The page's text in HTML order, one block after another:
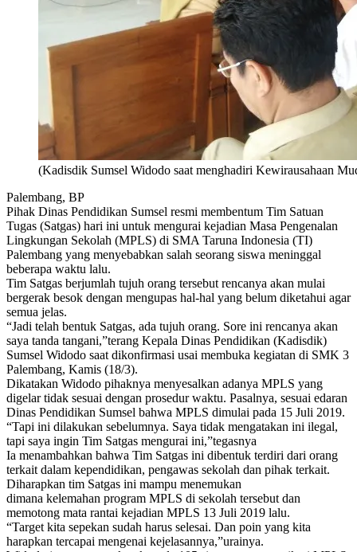
(Kadisdik Sumsel Widodo saat menghadiri Kewirausahaan
Palembang, BP
Pihak Dinas Pendidikan Sumsel resmi membentum Tim Satuan
Tugas (Satgas) hari ini untuk mengurai kejadian Masa Pengenalan
Lingkungan Sekolah (MPLS) di SMA Taruna Indonesia (TI)
Palembang yang menyebabkan salah seorang siswa meninggal
beberapa waktu lalu.
Tim Satgas berjumlah tujuh orang tersebut rencanya akan mulai
bergerak besok dengan mengupas hal-hal yang belum diketahui agar
semua jelas.
“Jadi telah bentuk Satgas, ada tujuh orang. Sore ini rencanya akan
saya tanda tangani,”terang Kepala Dinas Pendidikan (Kadisdik)
Sumsel Widodo saat dikonfirmasi usai membuka kegiatan di SMK 3
Palembang, Kamis (18/3).
Dikatakan Widodo pihaknya menyesalkan adanya MPLS yang
digelar tidak sesuai dengan prosedur waktu. Pasalnya, sesuai edaran
Dinas Pendidikan Sumsel bahwa MPLS dimulai pada 15 Juli 2019.
“Tapi ini dilakukan sebelumnya. Saya tidak mengatakan ini ilegal,
tapi saya ingin Tim Satgas mengurai ini,”tegasnya
Ia menambahkan bahwa Tim Satgas ini dibentuk terdiri dari orang
terkait dalam kependidikan, pengawas sekolah dan pihak terkait.
Diharapkan tim Satgas ini mampu menemukan
dimana kelemahan program MPLS di sekolah tersebut dan
memotong mata rantai kejadian MPLS 13 Juli 2019 lalu.
“Target kita sepekan sudah harus selesai. Dan poin yang kita
harapkan tercapai mengenai kejelasannya,”urainya.